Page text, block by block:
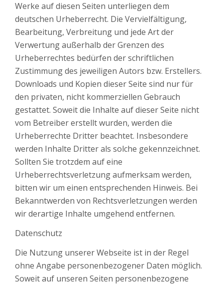
Werke auf diesen Seiten unterliegen dem
deutschen Urheberrecht. Die Vervielfältigung,
Bearbeitung, Verbreitung und jede Art der
Verwertung außerhalb der Grenzen des
Urheberrechtes bedürfen der schriftlichen
Zustimmung des jeweiligen Autors bzw. Erstellers.
Downloads und Kopien dieser Seite sind nur für
den privaten, nicht kommerziellen Gebrauch
gestattet. Soweit die Inhalte auf dieser Seite nicht
vom Betreiber erstellt wurden, werden die
Urheberrechte Dritter beachtet. Insbesondere
werden Inhalte Dritter als solche gekennzeichnet.
Sollten Sie trotzdem auf eine
Urheberrechtsverletzung aufmerksam werden,
bitten wir um einen entsprechenden Hinweis. Bei
Bekanntwerden von Rechtsverletzungen werden
wir derartige Inhalte umgehend entfernen.
Datenschutz
Die Nutzung unserer Webseite ist in der Regel
ohne Angabe personenbezogener Daten möglich.
Soweit auf unseren Seiten personenbezogene